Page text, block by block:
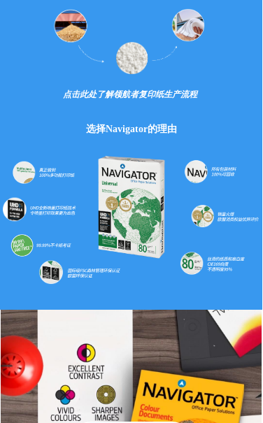
点击此处了解领航者复印纸生产流程
选择Navigator的理由